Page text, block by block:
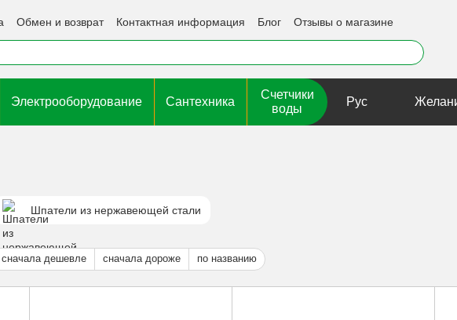
Обмен и возврат Контактная информация Блог Отзывы о магазине
Электрооборудование Сантехника
Счетчики
воды
Рус
Шпатели из нержавеющей стали
сначала дешевле сначала дороже по названию